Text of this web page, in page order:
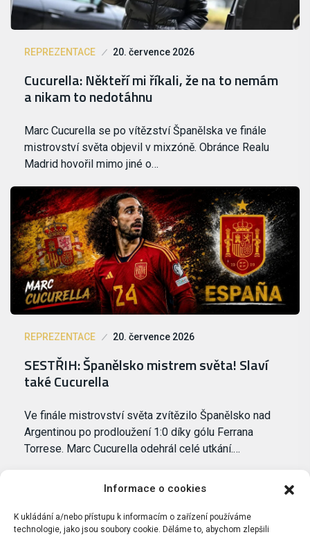
Informace o cookies
K ukládání a/nebo přístupu k informacím o zařízení používáme
technologie, jako jsou soubory cookie. Děláme to, abychom zlepšili
REPREZENTACE 20. července 2026
Cucurella: Někteří mi říkali, že na to nemám
a nikam to nedotáhnu
Marc Cucurella se po vítězství Španělska ve finále
mistrovství světa objevil v mixzóně. Obránce Realu
Madrid hovořil mimo jiné o…
REPREZENTACE 20. července 2026
SESTŘIH: Španělsko mistrem světa! Slaví
také Cucurella
Ve finále mistrovství světa zvítězilo Španělsko nad
Argentinou po prodloužení 1:0 díky gólu Ferrana
Torrese. Marc Cucurella odehrál celé utkání.…